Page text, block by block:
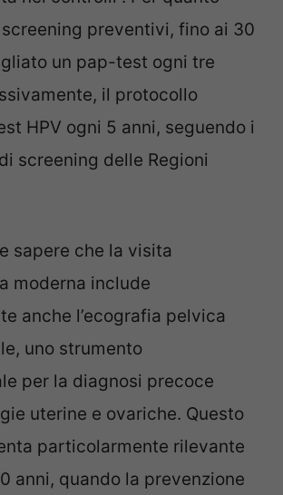
preventivi, fino ai 30
un pap-test ogni tre
il protocollo
HPV ogni 5 anni, seguendo i
screening delle Regioni
sapere che la visita
moderna include
anche l’ecografia pelvica
uno strumento
per la diagnosi precoce
uterine e ovariche. Questo
particolarmente rilevante
anni, quando la prevenzione